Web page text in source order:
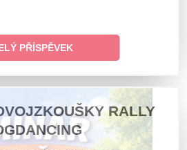
PŘÍSPĚVEK
RALLY